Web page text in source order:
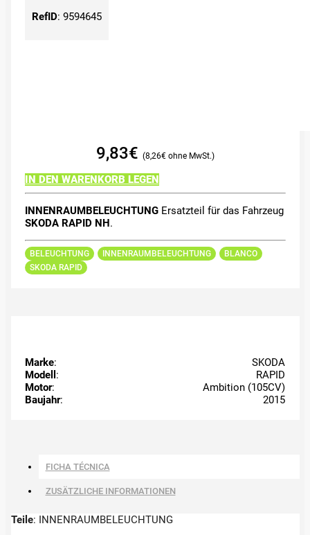
RefID: 9594645
9,83€ 8,26€
IN DEN WARENKORB LEGEN
INNENRAUMBELEUCHTUNGErsatzteil für das Fahrzeug
SKODA RAPID NH.
BELEUCHTUNG INNENRAUMBELEUCHTUNG
BLANCO
SKODA RAPID
Marke:
SKODA
Modell :
RAPID
Motor:
Ambition (105CV)
Baujahr: 2015
FICHA TÉCNICA
ZUSÄTZLICHE INFORMATIONEN
Teile: INNENRAUMBELEUCHTUNG